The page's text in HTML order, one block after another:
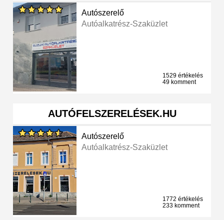
Autószerelő
Autóalkatrész-Szaküzlet
1529 értékelés
49 komment
AUTÓFELSZERELÉSEK.HU
Autószerelő
Autóalkatrész-Szaküzlet
1772 értékelés
233 komment